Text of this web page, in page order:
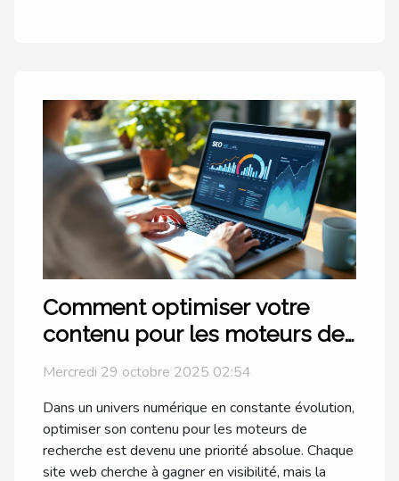
Comment optimiser votre
contenu pour les moteurs de
recherche en 2023 ?
Mercredi 29 octobre 2025 02:54
Dans un univers numérique en constante évolution,
optimiser son contenu pour les moteurs de
recherche est devenu une priorité absolue. Chaque
site web cherche à gagner en visibilité, mais la